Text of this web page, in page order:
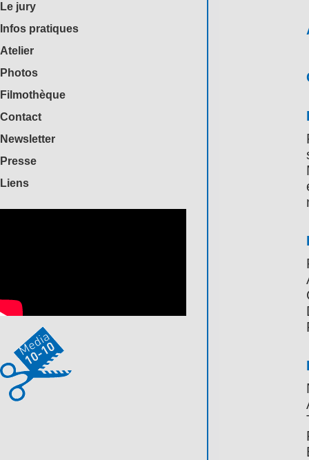
Le jury
Infos pratiques
Atelier
Photos
Filmothèque
Contact
Newsletter
Presse
Liens